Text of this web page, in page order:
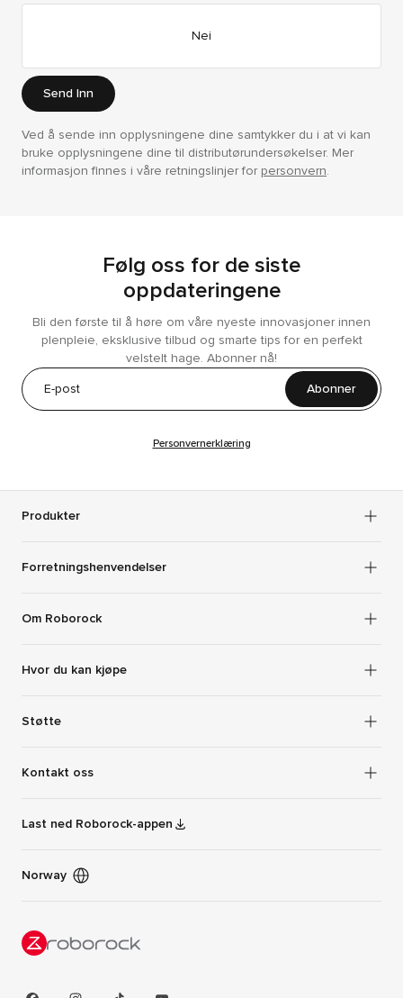
Nei
Send Inn
Ved å sende inn opplysningene dine samtykker du i at vi kan
bruke opplysningene dine til distributørundersøkelser. Mer
informasjon finnes i våre retningslinjer forpersonvern.
Følg oss for de siste
oppdateringene
Bli den første til å høre om våre nyeste innovasjoner innen
plenpleie, eksklusive tilbud og smarte tips for en perfekt
velstelt hage. Abonner nå!
Abonner
Personvernerklæring
Produkter
Forretningshenvendelser
Om Roborock
Hvor du kan kjøpe
Støtte
Kontakt oss
Last ned Roborock-appen
Norway